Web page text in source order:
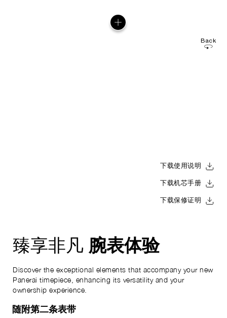
Back
下载使用说明
下载机芯手册
下载保修证明
臻享非凡 腕表体验
Discover the exceptional elements that accompany your new
Panerai timepiece, enhancing its versatility and your
ownership experience.
随附第二条表带